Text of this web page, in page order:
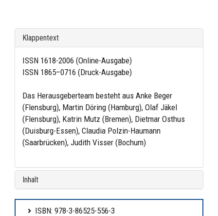
Klappentext
ISSN 1618-2006 (Online-Ausgabe)
ISSN 1865–0716 (Druck-Ausgabe)
Das Herausgeberteam besteht aus Anke Beger
(Flensburg), Martin Döring (Hamburg), Olaf Jäkel
(Flensburg), Katrin Mutz (Bremen), Dietmar Osthus
(Duisburg-Essen), Claudia Polzin-Haumann
(Saarbrücken), Judith Visser (Bochum)
Inhalt
ISBN: 978-3-86525-556-3